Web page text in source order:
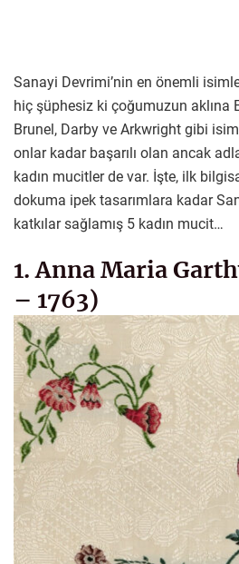
Sanayi Devrimi’nin en önemli
hiç şüphesiz ki çoğumuzun aklına
Brunel, Darby ve Arkwright gibi
onlar kadar başarılı olan ancak
kadın mucitler de var. İşte, ilk
dokuma ipek tasarımlara kadar
katkılar sağlamış 5 kadın mucit…
1. Anna Maria
– 1763)